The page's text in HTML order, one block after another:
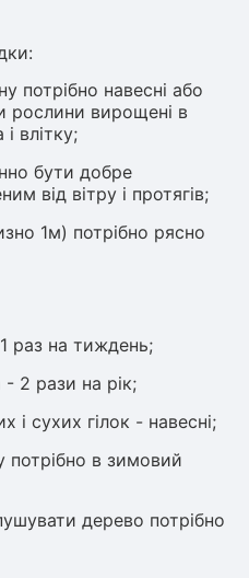
потрібно навесні або
рослини вирощені в
влітку;
бути добре
від вітру і протягів;
1м) потрібно рясно
раз на тиждень;
2 рази на рік;
і сухих гілок - навесні;
потрібно в зимовий
дерево потрібно